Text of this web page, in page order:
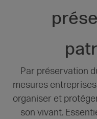
Par préservation
mesures
organiser et
son vivant.